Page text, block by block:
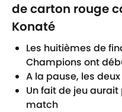
de carton rouge
Konaté
Les huitièmes de
Champions ont
A la pause, les
Un fait de jeu
match